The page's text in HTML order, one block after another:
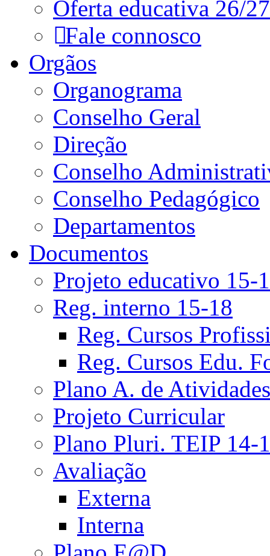
Oferta educativa 26/27
Fale connosco
Orgãos
Organograma
Conselho Geral
Direção
Conselho
Conselho Pedagógico
Departamentos
Documentos
Projeto educativo 15-
Reg. interno 15-18
Reg. Cursos
Reg. Cursos Edu.
Plano A. de Atividades
Projeto Curricular
Plano Pluri. TEIP 14-
Avaliação
Externa
Interna